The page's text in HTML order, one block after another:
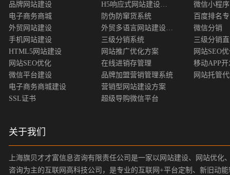
品牌网站建设
电子商务商城
外贸网站建设
手机网站建设
HTML5网站建设
网站SEO优化
微信平台建设
电子商务商城建设
SSL证书
H5响应式网站建设方案
防伪防窜货系统
外贸多语言网站建设方案
三级分销系统
网站推广优化方案
在线进销存管理
品牌加盟营销管理系统
营销型网站建设方案
超级导购微信平台
微信小程序
百度排名
微信分销
三级分销
网站SEO
移动APP开
网站托管
关于我们
上海旗贝才才富信息咨询有限责任公司是一家以网站建设、网站优
咨询为主的互联网高科技公司，是专业的互联网+平台定制、新旧动